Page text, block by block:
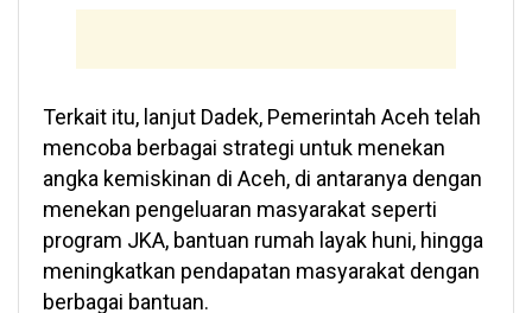
Terkait itu, lanjut Dadek, Pemerintah Aceh telah
mencoba berbagai strategi untuk menekan
angka kemiskinan di Aceh, di antaranya dengan
menekan pengeluaran masyarakat seperti
program JKA, bantuan rumah layak huni, hingga
meningkatkan pendapatan masyarakat dengan
berbagai bantuan.